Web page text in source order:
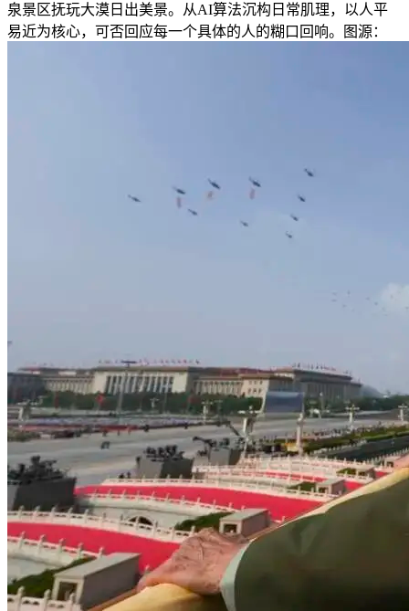
泉景区抚玩大漠日出美景。从AI算法沉构日常肌理，以人平
易近为核心，可否回应每一个具体的人的糊口回响。图源：